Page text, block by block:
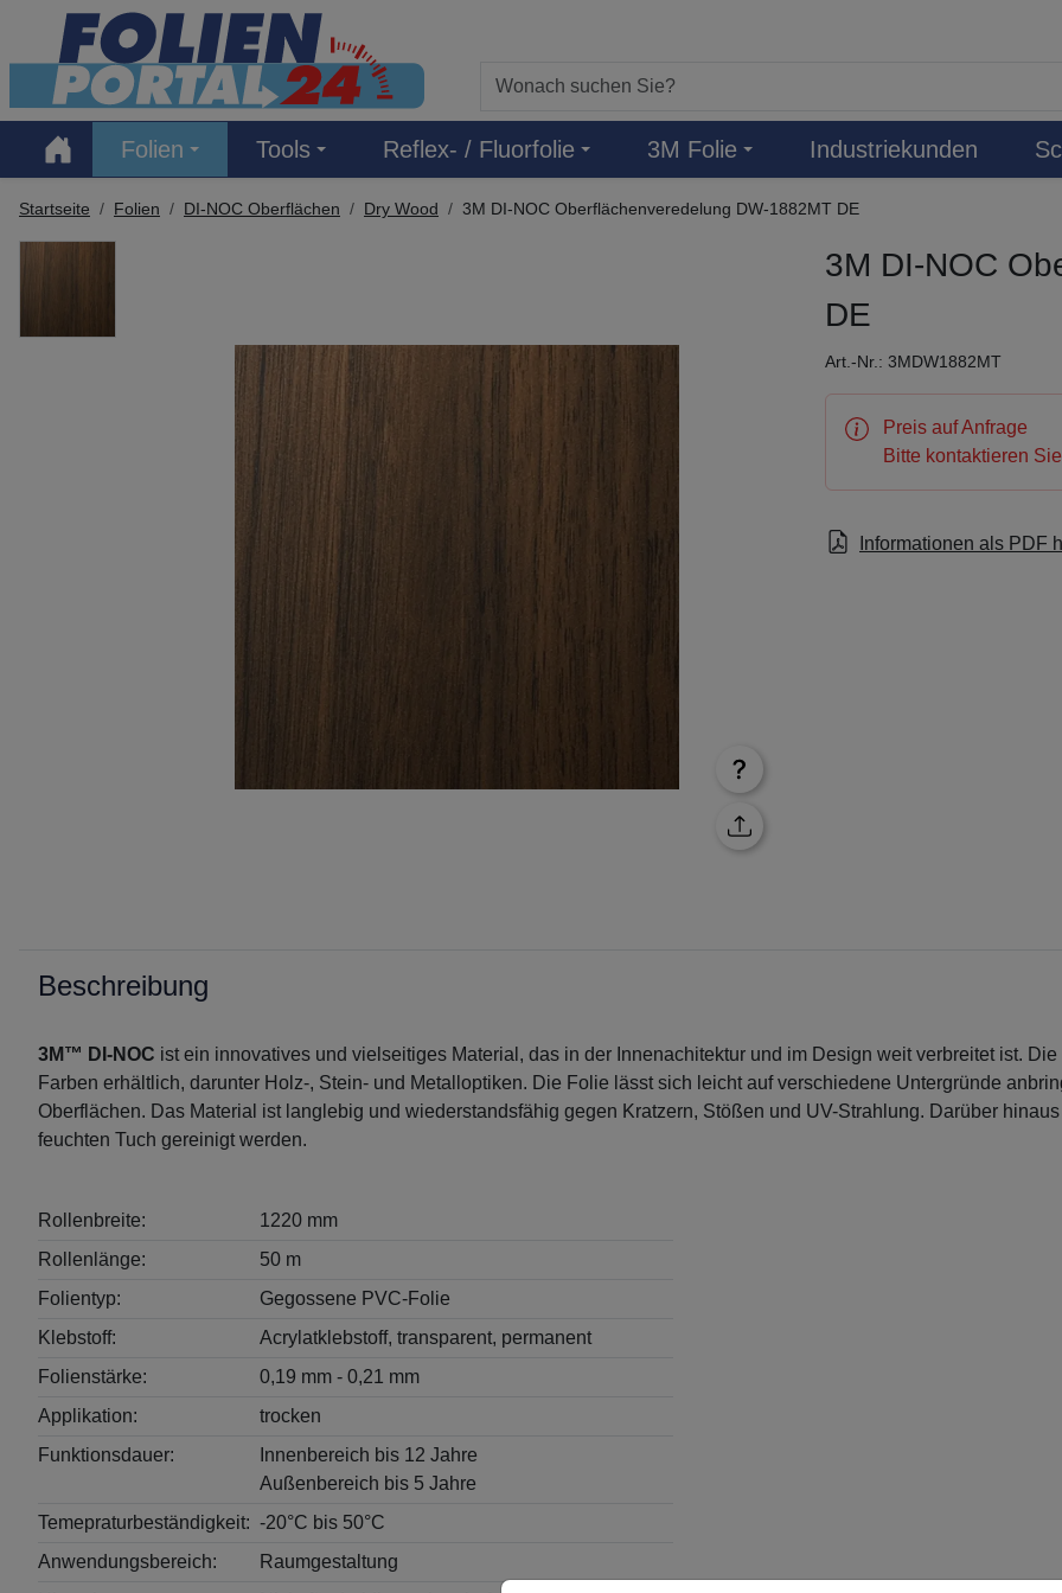
Hauptregion der Seite anspringen
Folien Tools Reflex- / Fluorfolie 3M Folie Industriekunden
Startseite Folien DI-NOC Oberflächen Dry Wood 3M DI-NOC Oberflächenveredelung DW-1882MT DE
3M DI-NOC
DE
Art.-Nr.: 3MDW1882MT
Preis auf Anfrage
Bitte kontaktieren
Informationen als PDF
Beschreibung
3M™ DI-NOC ist ein innovatives und vielseitiges Material, das in der Innenachitektur und im Design weit verbreitet ist.
Farben erhältlich, darunter Holz-, Stein- und Metalloptiken. Die Folie lässt sich leicht auf verschiedene Untergründe
Oberflächen. Das Material ist langlebig und wiederstandsfähig gegen Kratzern, Stößen und UV-Strahlung. Darüber
feuchten Tuch gereinigt werden.
Rollenbreite:
1220 mm
Rollenlänge:
50 m
Folientyp:
Gegossene PVC-Folie
Klebstoff:
Acrylatklebstoff, transparent, permanent
Folienstärke:
0,19 mm - 0,21 mm
Applikation:
trocken
Funktionsdauer:
Innenbereich bis 12 Jahre
Außenbereich bis 5 Jahre
Temepraturbeständigkeit: -20°C bis 50°C
Anwendungsbereich:
Raumgestaltung